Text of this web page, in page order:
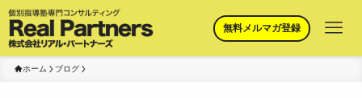
無料メルマガ登録
ホーム ブログ